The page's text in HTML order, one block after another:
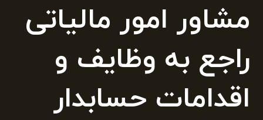
مشاور امور مالیاتی
راجع به وظایف و
اقدامات حسابدار